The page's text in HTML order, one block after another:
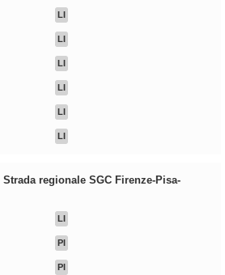
LI
LI
LI
LI
LI
LI
Strada regionale SGC Firenze-Pisa-
LI
PI
PI